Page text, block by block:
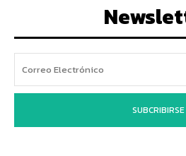
SUBCRIBIRSE